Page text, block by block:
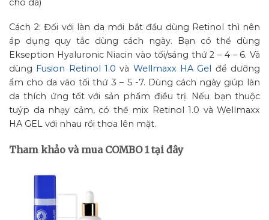
cho da)
Cách 2: Đối với làn da mới bắt đầu dùng Retinol thì nên
áp dụng quy tắc dùng cách ngày. Bạn có thể dùng
Ekseption Hyaluronic Niacin vào tối/sáng thứ 2 – 4 – 6. Và
dùng Fusion Retinol 1.0 và Wellmaxx HA Gel
để dưỡng
ẩm cho da vào tối thứ 3 – 5 -7. Dùng cách ngày giúp làn
da thích ứng tốt với sản phẩm điều trị. Nếu bạn thuộc
tuýp da nhạy cảm, có thể mix Retinol 1.0 và Wellmaxx
HA GEL với nhau rồi thoa lên mặt.
Tham khảo và mua COMBO 1 tại đây